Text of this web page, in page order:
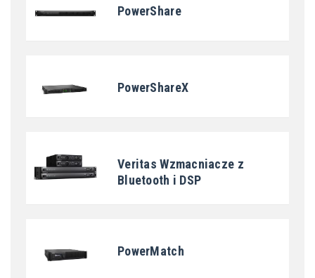
PowerShare
PowerShareX
Veritas Wzmacniacze z
Bluetooth i DSP
PowerMatch